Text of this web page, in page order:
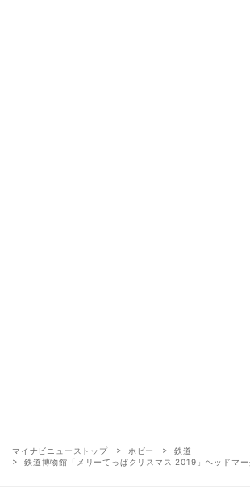
マイナビニューストップ ホビー
鉄道
鉄道博物館「メリーてっぱクリスマス 2019」ヘッドマー